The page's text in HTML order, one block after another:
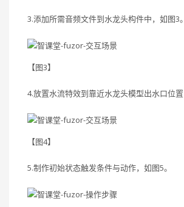
3.添加所需音频文件到水龙头构件中，如图3。
【图3】
4.放置水流特效到靠近水龙头模型出水口位置
【图4】
5.制作初始状态触发条件与动作，如图5。